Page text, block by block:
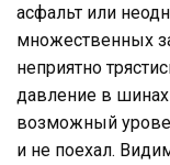
асфальт или
множественных
неприятно
давление в
возможный
и не поехал.